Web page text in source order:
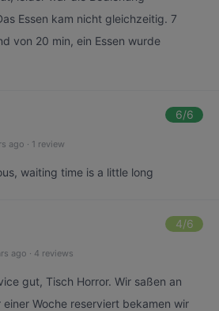
Essen kam nicht gleichzeitig. 7
von 20 min, ein Essen wurde
6/6
ago · 1 review
waiting time is a little long
4/6
ago · 4 reviews
gut, Tisch Horror. Wir saßen an
einer Woche reserviert bekamen wir